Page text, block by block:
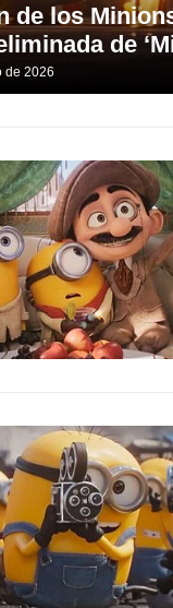
de los
de
de 2026